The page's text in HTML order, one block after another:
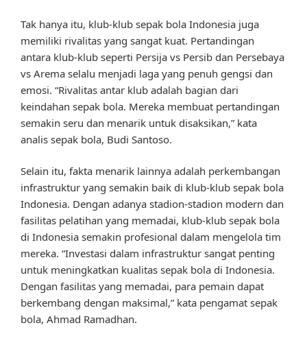
Tak hanya itu, klub-klub sepak bola Indonesia juga
memiliki rivalitas yang sangat kuat. Pertandingan
antara klub-klub seperti Persija vs Persib dan Persebaya
vs Arema selalu menjadi laga yang penuh gengsi dan
emosi. “Rivalitas antar klub adalah bagian dari
keindahan sepak bola. Mereka membuat pertandingan
semakin seru dan menarik untuk disaksikan,” kata
analis sepak bola, Budi Santoso.
Selain itu, fakta menarik lainnya adalah perkembangan
infrastruktur yang semakin baik di klub-klub sepak bola
Indonesia. Dengan adanya stadion-stadion modern dan
fasilitas pelatihan yang memadai, klub-klub sepak bola
di Indonesia semakin profesional dalam mengelola tim
mereka. “Investasi dalam infrastruktur sangat penting
untuk meningkatkan kualitas sepak bola di Indonesia.
Dengan fasilitas yang memadai, para pemain dapat
berkembang dengan maksimal,” kata pengamat sepak
bola, Ahmad Ramadhan.